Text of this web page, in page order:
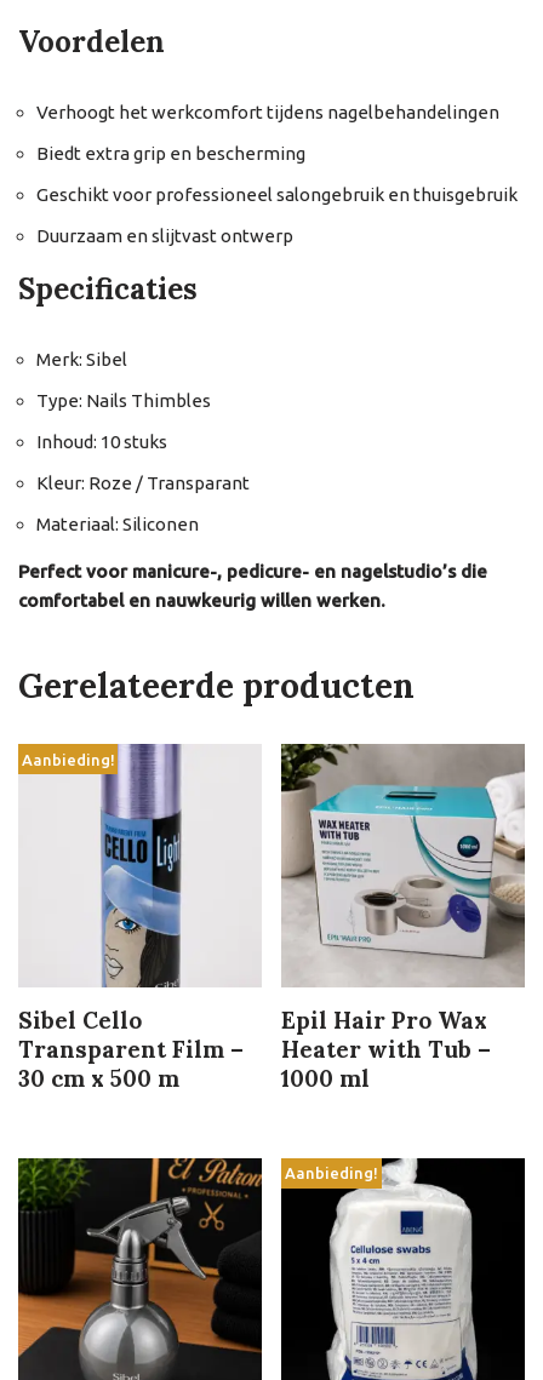
Voordelen
Verhoogt het werkcomfort tijdens nagelbehandelingen
Biedt extra grip en bescherming
Geschikt voor professioneel salongebruik en thuisgebruik
Duurzaam en slijtvast ontwerp
Specificaties
Merk: Sibel
Type: Nails Thimbles
Inhoud: 10 stuks
Kleur: Roze / Transparant
Materiaal: Siliconen
Perfect voor manicure-, pedicure- en nagelstudio’s die
comfortabel en nauwkeurig willen werken.
Gerelateerde producten
Aanbieding!
Sibel Cello
Transparent Film –
30 cm x 500 m
Epil Hair Pro Wax
Heater with Tub –
1000 ml
Aanbieding!